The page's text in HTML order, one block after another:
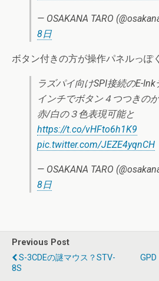
— OSAKANA TARO
8日
ボタン付きの方が操作パネルっぽ
ラズパイ向けSPI接続のE-
インチでボタン４つつきの
赤/白の３色表現可能と
https://t.co/vHFto6h1K9
pic.twitter.com/JEZE4yqnCH
— OSAKANA TARO
8日
Previous Post
S-3CDEの謎マウス？STV-
8S